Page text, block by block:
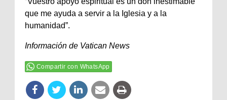
que me ayuda a servir a la Iglesia y a la
humanidad”.
Información de Vatican News
Compartir con WhatsApp